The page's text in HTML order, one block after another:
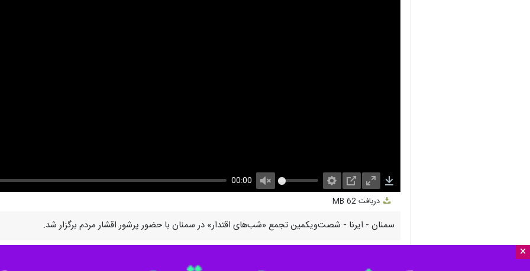
×
00:00
Unmute SettingsPIP
Enter
fullscreen
دریافت62 MB
سمنان - ایرنا - شصت‌ویکمین تجمع «شب‌های اقتدار» در سمنان با حضور پرشور اقشار مردم برگزار شد.